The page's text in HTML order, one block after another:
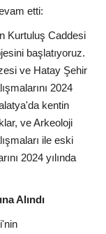
etti:
Kurtuluş Caddesi
başlatıyoruz.
ve Hatay Şehir
2024
kentin
ve Arkeoloji
ile eski
2024 yılında
Alındı